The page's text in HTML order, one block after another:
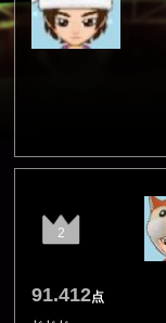
2
91.412点